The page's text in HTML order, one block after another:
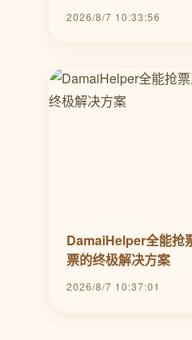
2026/8/7 10:33:56
DamaiHelper全能抢
票的终极解决方案
2026/8/7 10:37:01